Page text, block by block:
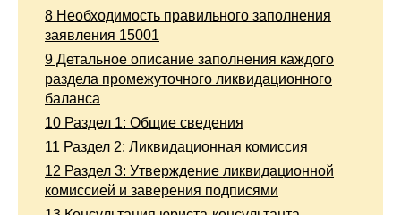
8 Необходимость правильного заполнения
заявления 15001
9 Детальное описание заполнения каждого
раздела промежуточного ликвидационного
баланса
10 Раздел 1: Общие сведения
11 Раздел 2: Ликвидационная комиссия
12 Раздел 3: Утверждение ликвидационной
комиссией и заверения подписями